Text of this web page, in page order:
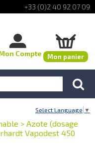
+33 (0)2 40 92 07 09
Compte Mon panier
Select Language ▼
> Azote (dosage
Vapodest 450